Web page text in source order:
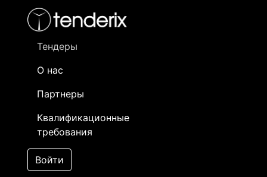
Тендеры
О нас
Партнеры
Квалификационные
требования
Войти
- активный лот
- сохраненный лот (не опубликован)
Закуп: Лента
[Завершен]
Победитель выбран
Лот №:4730
АУКЦИОН (покупка